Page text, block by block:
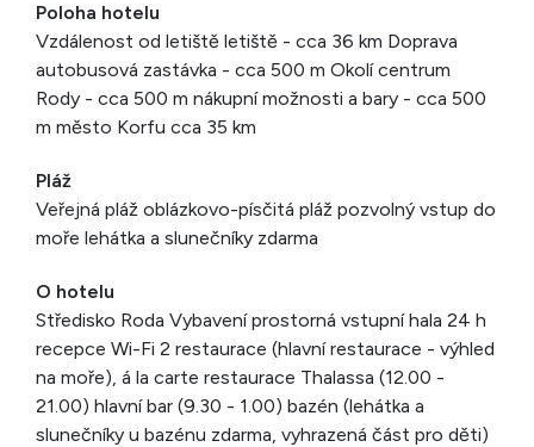
Poloha hotelu
Vzdálenost od letiště letiště - cca 36 km Doprava
autobusová zastávka - cca 500 m Okolí centrum
Rody - cca 500 m nákupní možnosti a bary - cca 500
m město Korfu cca 35 km
Pláž
Veřejná pláž oblázkovo-písčitá pláž pozvolný vstup do
moře lehátka a slunečníky zdarma
O hotelu
Středisko Roda Vybavení prostorná vstupní hala 24 h
recepce Wi-Fi 2 restaurace (hlavní restaurace - výhled
na moře), á la carte restaurace Thalassa (12.00 -
21.00) hlavní bar (9.30 - 1.00) bazén (lehátka a
slunečníky u bazénu zdarma, vyhrazená část pro děti)